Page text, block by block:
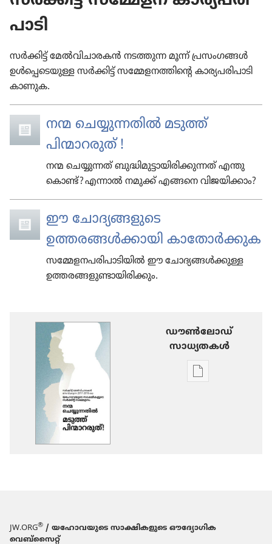
പാ​ടി
സർക്കിട്ട് മേൽവി​ചാ​രകൻ നടത്തുന്ന മൂന്ന് പ്രസം​ഗങ്ങൾ
ഉൾപ്പെ​ടെ​യുള്ള സർക്കിട്ട് സമ്മേള​ന​ത്തി​ന്‍റെ കാര്യ​പ​രി​പാ​ടി
കാണുക.
നന്മ ചെയ്യു​ന്ന​തിൽ മടുത്ത്‌
പിന്മാറരുത്‌ !
നന്മ ചെയ്യു​ന്നത്‌ ബുദ്ധി​മു​ട്ടാ​യി​രി​ക്കു​ന്നത്‌ എന്തു​
കൊണ്ട്? എന്നാൽ നമുക്ക് എങ്ങനെ വിജയി​ക്കാം?
ഈ ചോദ്യ​ങ്ങ​ളു​ടെ
ഉത്തരങ്ങൾക്കാ​യി കാതോർക്കുക
സമ്മേള​ന​പ​രി​പാ​ടി​യിൽ ഈ ചോദ്യ​ങ്ങൾക്കുള്ള
ഉത്തരങ്ങ​ളു​ണ്ടാ​യി​രി​ക്കും.
ഡൗണ്‍ലോഡ്
സാധ്യതകള്‍
2017-
JW.ORG® / യഹോവയുടെ സാക്ഷികളുടെ ഔദ്യോഗിക
വെബ്സൈറ്റ്